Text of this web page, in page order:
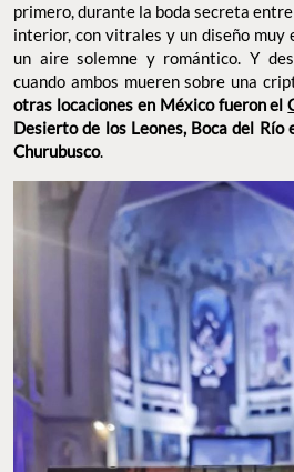
primero, durante la boda secreta
interior, con vitrales y un diseño muy
un aire solemne y romántico. Y
cuando ambos mueren sobre una
otras locaciones en México fueron el
Desierto de los Leones, Boca del Río
Churubusco.